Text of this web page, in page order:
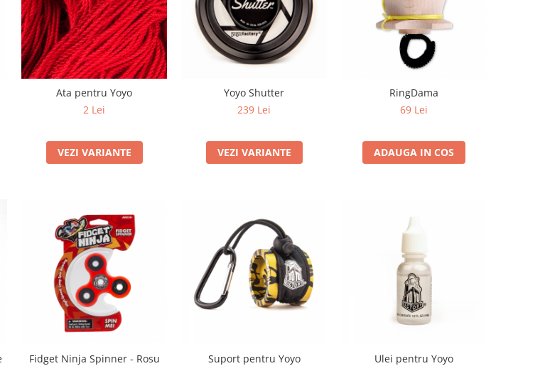
Ata pentru Yoyo
2 Lei
VEZI VARIANTE
Yoyo Shutter
239 Lei
VEZI VARIANTE
RingDama
69 Lei
ADAUGA IN COS
Fidget Ninja Spinner - Rosu
Suport pentru Yoyo
Ulei pentru Yoyo